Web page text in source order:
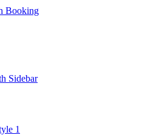
Booking
Sidebar
1